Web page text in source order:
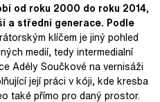
od roku 2000 do roku 2014,
a střední generace. Podle
klíčem je jiný pohled
medií, tedy intermedialní
Adély Součkové na vernisáži
její práci v kóji, kde kresba
také přímo pro daný prostor.